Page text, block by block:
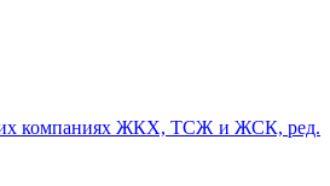
компаниях ЖКХ, ТСЖ и ЖСК, ред.